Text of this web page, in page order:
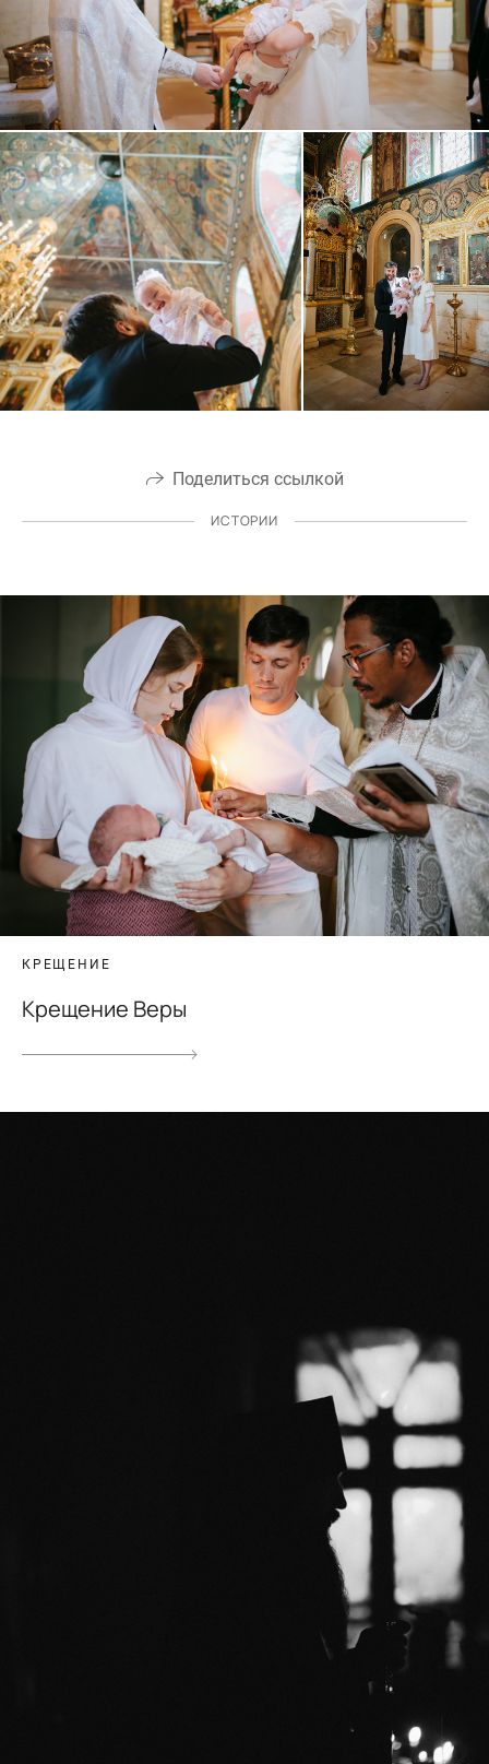
Поделиться ссылкой
ИСТОРИИ
КРЕЩЕНИЕ
Крещение Веры